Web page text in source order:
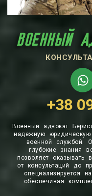
ВОЕННЫЙ
+38
Военный адвокат
надежную
военной службой.
глубокие знания
позволяет оказывать
от консультаций до
специализируется
обеспечивая